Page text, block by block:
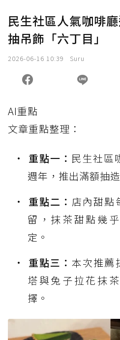
民生社區人氣咖啡
抽吊飾「六丁目」
2026-06-16 10:39 Suru
AI重點
文章重點整理：
重點一： 民生社區
週年，推出滿額抽
重點二： 店內甜點
留，抹茶甜點幾
定。
重點三：本次推薦
塔與兔子拉花抹
擇。